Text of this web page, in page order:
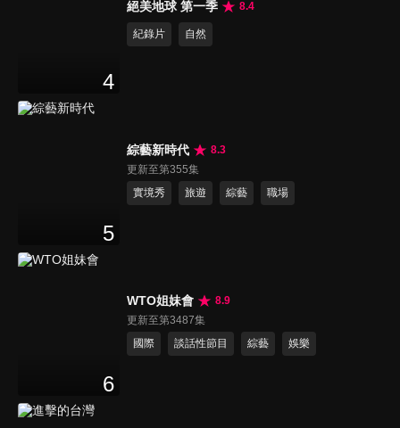
4
絕美地球 第一季 8.4
紀錄片 自然
5
綜藝新時代
8.3
更新至第355集
實境秀
旅遊 綜藝 職場
6
WTO姐妹會
8.9
更新至第3487集
國際
談話性節目 綜藝 娛樂